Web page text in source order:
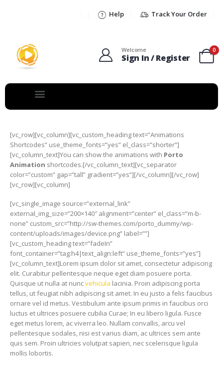
Help Track Your Order
Welcome
Sign In / Register
0
[vc_row][vc_column][vc_custom_heading text=”Animations
Shortcodes” use_theme_fonts=”yes” el_class=”shorter”]
[vc_column_text]You can show the animations with Porto
Animation shortcodes.[/vc_column_text][vc_separator
color=”custom” gap=”tall” gradient=”yes”][/vc_column][/vc_row]
[vc_row][vc_column]
[vc_single_image source=”external_link”
external_img_size=”200×140″ alignment=”center” el_class=”m-b-
none” custom_src=”http://sw-themes.com/porto_dummy/wp-
content/uploads/images/device.png” label=””]
[vc_custom_heading text=”fadeIn”
font_container=”tag:h4|text_align:left” use_theme_fonts=”yes”]
[vc_column_text]Lorem ipsum dolor sit amet, consectetur adipiscing
elit. Curabitur pellentesque neque eget diam posuere porta.
Quisque ut nulla at nuncvehicula lacinia. Proin adipiscing porta
tellus, ut feugiat nibh adipiscing sit amet. In eu justo a felis faucibus
ornare vel id metus. Vestibulum ante ipsum primis in faucibus orci
luctus et ultrices posuere cubilia Curae; In eu libero ligula. Fusce
eget metus lorem, ac viverra leo. Nullam convallis, arcu vel
pellentesque sodales, nisi est varius diam, ac ultrices sem ante
quis sem. Proin ultricies volutpat sapien, nec scelerisque ligula
mollis lobortis.